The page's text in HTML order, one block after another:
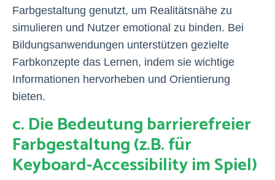
Farbgestaltung genutzt, um Realitätsnähe zu
simulieren und Nutzer emotional zu binden. Bei
Bildungsanwendungen unterstützen gezielte
Farbkonzepte das Lernen, indem sie wichtige
Informationen hervorheben und Orientierung
bieten.
c. Die Bedeutung barrierefreier
Farbgestaltung (z.B. für
Keyboard-Accessibility im Spiel)